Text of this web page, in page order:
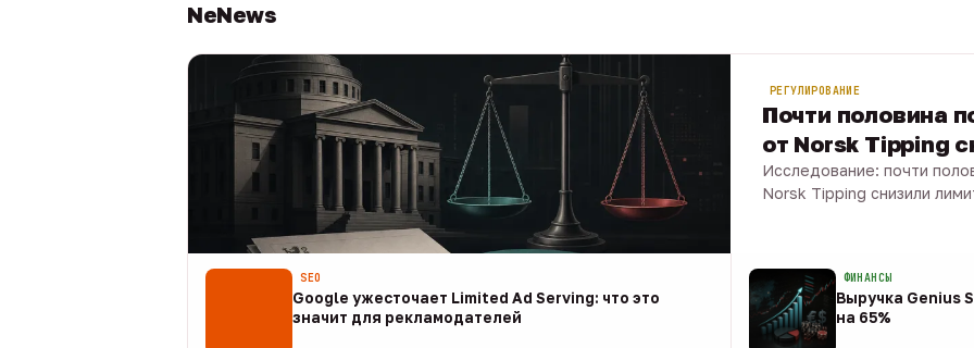
NeNews
РЕГУЛИРОВАНИЕ
Почти половина
от Norsk Tipping
Исследование: почти
Norsk Tipping снизили
SEO
Google ужесточает Limited Ad Serving: что это
значит для рекламодателей
ФИНАНСЫ
Выручка Genius
на 65%